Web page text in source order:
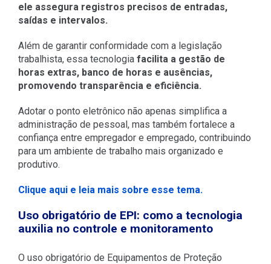
ele assegura registros precisos de entradas,
saídas e intervalos.
Além de garantir conformidade com a legislação
trabalhista, essa tecnologia facilita a gestão de
horas extras, banco de horas e ausências,
promovendo transparência e eficiência.
Adotar o ponto eletrônico não apenas simplifica a
administração de pessoal, mas também fortalece a
confiança entre empregador e empregado, contribuindo
para um ambiente de trabalho mais organizado e
produtivo.
Clique aqui e leia mais sobre esse tema.
Uso obrigatório de EPI: como a tecnologia
auxilia no controle e monitoramento
O uso obrigatório de Equipamentos de Proteção